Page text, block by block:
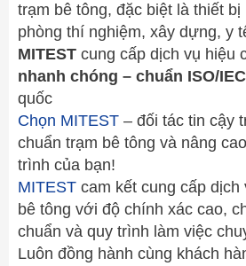
trạm bê tông, đặc biệt là thiết
phòng thí nghiệm, xây dựng, y
MITESTcung cấp dịch vụ hiệu
nhanh chóng – chuẩn ISO/
quốc
Chọn MITEST– đối tác tin cậy
chuẩn trạm bê tông và nâng
trình của bạn!
MITESTcam kết cung cấp dịch
bê tông với độ chính xác cao,
chuẩn và quy trình làm việc
Luôn đồng hành cùng khách